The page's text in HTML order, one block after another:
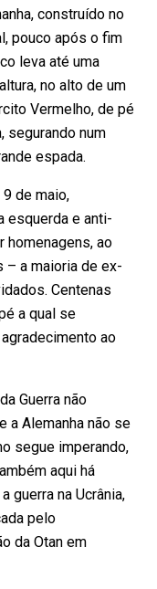
construído no
pouco após o fim
leva até uma
no alto de um
Vermelho, de pé
segurando num
espada.
de maio,
esquerda e anti-
homenagens, ao
– a maioria de ex-
Centenas
a qual se
ao
Guerra não
a Alemanha não se
segue imperando,
aqui há
guerra na Ucrânia,
pelo
da Otan em